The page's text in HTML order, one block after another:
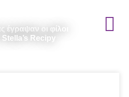
έγραψαν οι φίλοι
Stella’s Recipy